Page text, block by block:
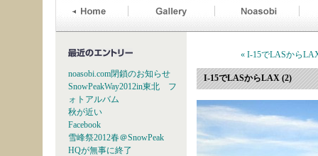
noasobi.com閉鎖のお知らせ
SnowPeakWay2012in東北 フ
ォトアルバム
秋が近い
Facebook
雪峰祭2012春＠SnowPeak
HQが無事に終了
« I-15でLASから
I-15でLASからLAX (2)